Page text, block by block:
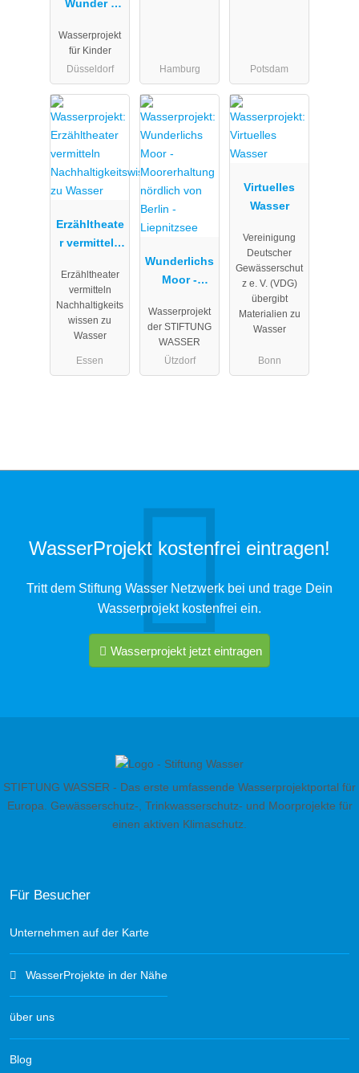
Wunder -
kt -
globales
Bildungs- /
Lernangebot
für
nachhaltige
Entwicklung
Wasserprojekt
für Kinder
Düsseldorf
Hamburg Potsdam
Erzähltheate
r vermitteln
eitswissen
Erzähltheater
vermitteln
Nachhaltigkeits
wissen zu
Wasser
Essen
Wunderlichs
Moor -
ng nördlich
Liepnitzsee
Wasserprojekt
der STIFTUNG
WASSER
Ützdorf
Virtuelles
Wasser
Vereinigung
Deutscher
Gewässerschut
z e. V. (VDG)
übergibt
Materialien zu
Wasser
Bonn
WasserProjekt kostenfrei eintragen!
Tritt dem Stiftung Wasser Netzwerk bei und trage Dein
Wasserprojekt kostenfrei ein.
Wasserprojekt jetzt eintragen
STIFTUNG WASSER - Das erste umfassende Wasserprojektportal für
Europa. Gewässerschutz-, Trinkwasserschutz- und Moorprojekte für
einen aktiven Klimaschutz.
Für Besucher
Unternehmen auf der Karte
WasserProjekte in der Nähe
über uns
Blog